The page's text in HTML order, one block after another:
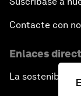
Contacte con
Enlaces
La sostenibilidad